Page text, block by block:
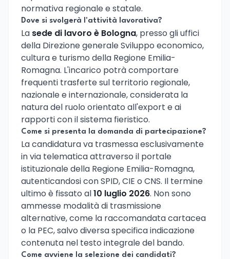
normativa regionale e statale.
Dove si svolgerà l'attività lavorativa?
La sede di lavoro è Bologna, presso gli uffici
della Direzione generale Sviluppo economico,
cultura e turismo della Regione Emilia-
Romagna. L'incarico potrà comportare
frequenti trasferte sul territorio regionale,
nazionale e internazionale, considerata la
natura del ruolo orientato all'export e ai
rapporti con il sistema fieristico.
Come si presenta la domanda di partecipazione?
La candidatura va trasmessa esclusivamente
in via telematica attraverso il portale
istituzionale della Regione Emilia-Romagna,
autenticandosi con SPID, CIE o CNS. Il termine
ultimo è fissato al10 luglio 2026. Non sono
ammesse modalità di trasmissione
alternative, come la raccomandata cartacea
o la PEC, salvo diversa specifica indicazione
contenuta nel testo integrale del bando.
Come avviene la selezione dei candidati?